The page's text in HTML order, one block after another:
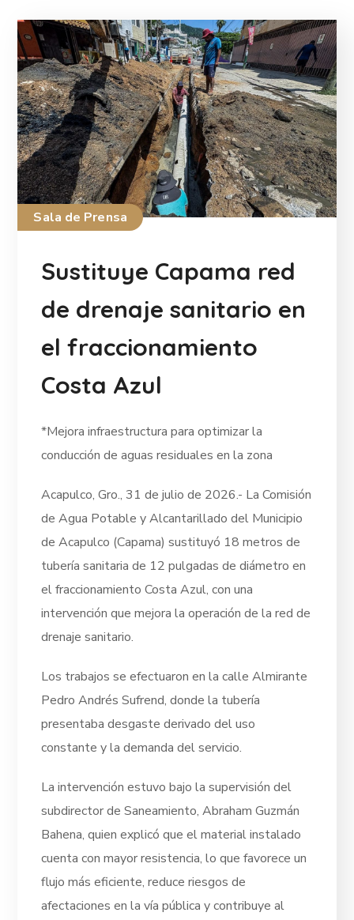
Sala de Prensa
Sustituye Capama red
de drenaje sanitario en
el fraccionamiento
Costa Azul
*Mejora infraestructura para optimizar la
conducción de aguas residuales en la zona
Acapulco, Gro., 31 de julio de 2026.- La Comisión
de Agua Potable y Alcantarillado del Municipio
de Acapulco (Capama) sustituyó 18 metros de
tubería sanitaria de 12 pulgadas de diámetro en
el fraccionamiento Costa Azul, con una
intervención que mejora la operación de la red de
drenaje sanitario.
Los trabajos se efectuaron en la calle Almirante
Pedro Andrés Sufrend, donde la tubería
presentaba desgaste derivado del uso
constante y la demanda del servicio.
La intervención estuvo bajo la supervisión del
subdirector de Saneamiento, Abraham Guzmán
Bahena, quien explicó que el material instalado
cuenta con mayor resistencia, lo que favorece un
flujo más eficiente, reduce riesgos de
afectaciones en la vía pública y contribuye al